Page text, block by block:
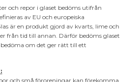
och repor i glaset bedöms utifrån
av EU och europeiska
är en produkt gjord av kvarts, lime och
från tid till annan. Därför bedöms glaset
om det ger rätt till ett
och små föroreningar kan förekomma